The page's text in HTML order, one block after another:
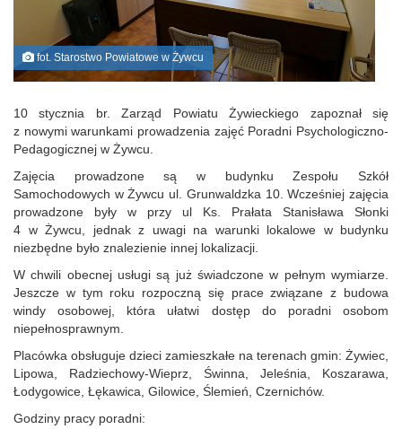
fot. Starostwo Powiatowe w Żywcu
10 stycznia br. Zarząd Powiatu Żywieckiego zapoznał się
z nowymi warunkami prowadzenia zajęć Poradni Psychologiczno-
Pedagogicznej w Żywcu.
Zajęcia prowadzone są w budynku Zespołu Szkół
Samochodowych w Żywcu ul. Grunwaldzka 10. Wcześniej zajęcia
prowadzone były w przy ul Ks. Prałata Stanisława Słonki
4 w Żywcu, jednak z uwagi na warunki lokalowe w budynku
niezbędne było znalezienie innej lokalizacji.
W chwili obecnej usługi są już świadczone w pełnym wymiarze.
Jeszcze w tym roku rozpoczną się prace związane z budowa
windy osobowej, która ułatwi dostęp do poradni osobom
niepełnosprawnym.
Placówka obsługuje dzieci zamieszkałe na terenach gmin: Żywiec,
Lipowa, Radziechowy-Wieprz, Świnna, Jeleśnia, Koszarawa,
Łodygowice, Łękawica, Gilowice, Ślemień, Czernichów.
Godziny pracy poradni: